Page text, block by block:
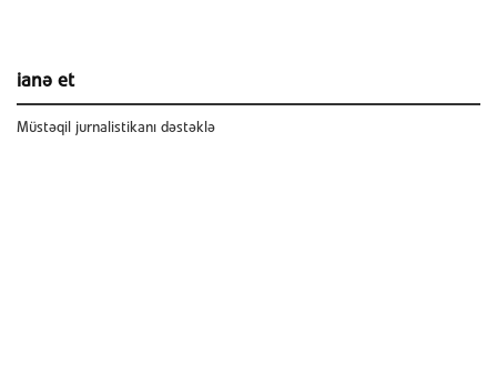
ianə et
Müstəqil jurnalistikanı dəstəklə